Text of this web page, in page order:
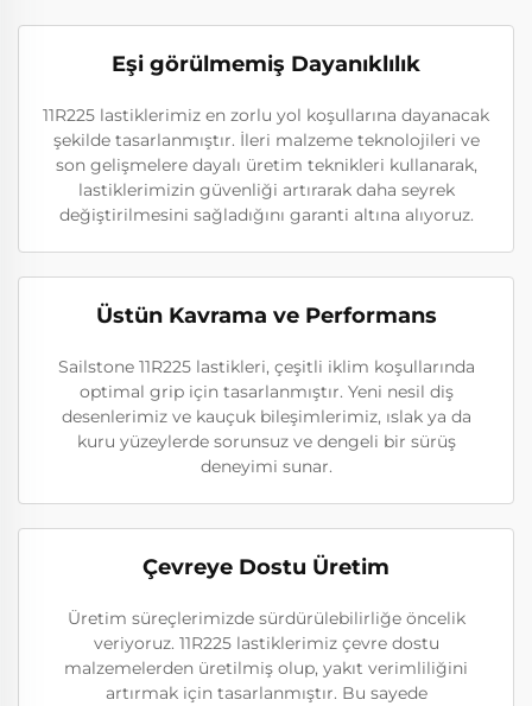
Eşi görülmemiş Dayanıklılık
11R225 lastiklerimiz en zorlu yol koşullarına dayanacak
şekilde tasarlanmıştır. İleri malzeme teknolojileri ve
son gelişmelere dayalı üretim teknikleri kullanarak,
lastiklerimizin güvenliği artırarak daha seyrek
değiştirilmesini sağladığını garanti altına alıyoruz.
Üstün Kavrama ve Performans
Sailstone 11R225 lastikleri, çeşitli iklim koşullarında
optimal grip için tasarlanmıştır. Yeni nesil diş
desenlerimiz ve kauçuk bileşimlerimiz, ıslak ya da
kuru yüzeylerde sorunsuz ve dengeli bir sürüş
deneyimi sunar.
Çevreye Dostu Üretim
Üretim süreçlerimizde sürdürülebilirliğe öncelik
veriyoruz. 11R225 lastiklerimiz çevre dostu
malzemelerden üretilmiş olup, yakıt verimliliğini
artırmak için tasarlanmıştır. Bu sayede